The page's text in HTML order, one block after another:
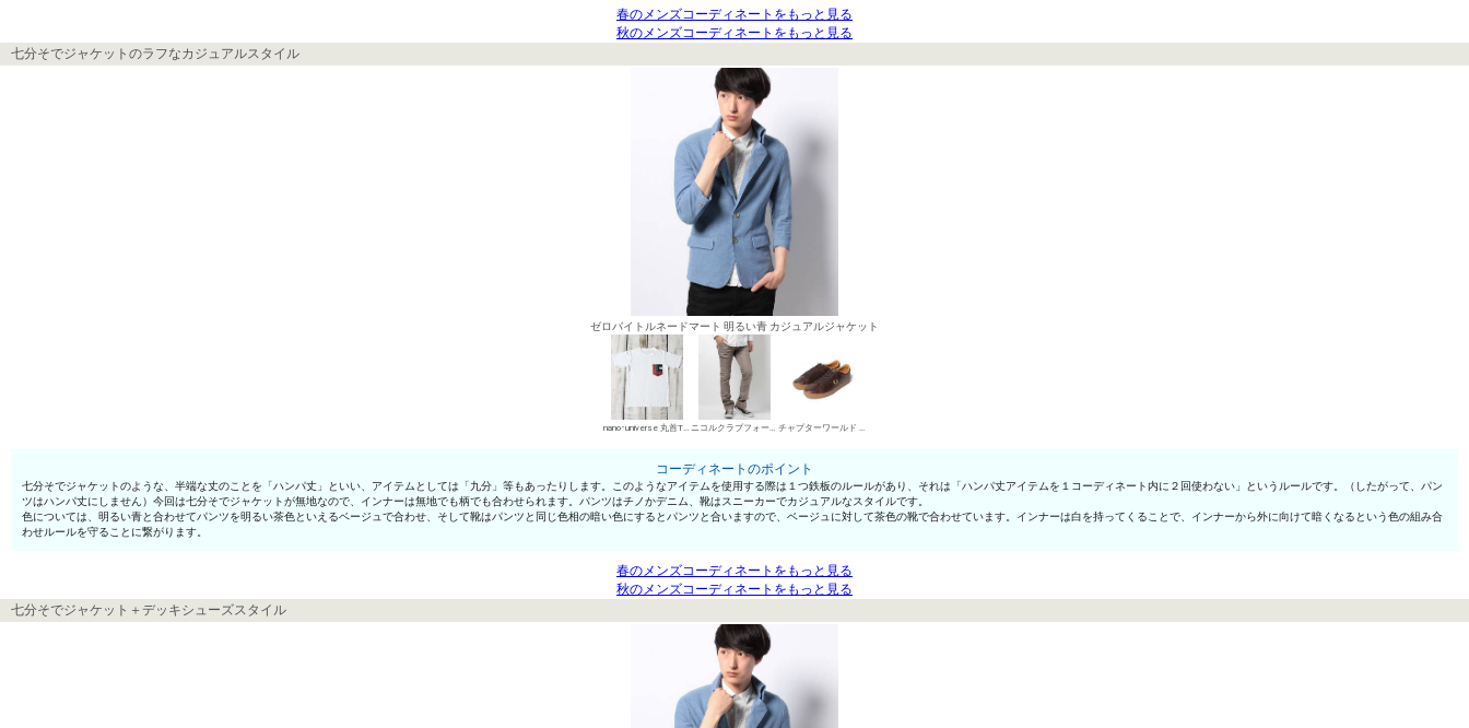
春のメンズコーディネートをもっと見る
秋のメンズコーディネートをもっと見る
七分そでジャケットのラフなカジュアルスタイル
ゼロバイトルネードマート 明るい青 カジュアルジャケット
nano･universe 丸首Tシャツ ニコルクラブフォーメン デニムパンツ・ジーンズ チャプターワールド ローカットスニーカー
コーディネートのポイント
七分そでジャケットのような、半端な丈のことを「ハンパ丈」といい、アイテムとしては「九分」等もあったりします。このようなアイテムを使用する際は１つ鉄板のルールがあり、それは「ハンパ丈アイテムを１コーディネート内に２回使わない」というルールです。（したがって、パン
ツはハンパ丈にしません）今回は七分そでジャケットが無地なので、インナーは無地でも柄でも合わせられます。パンツはチノかデニム、靴はスニーカーでカジュアルなスタイルです。
色については、明るい青と合わせてパンツを明るい茶色といえるベージュで合わせ、そして靴はパンツと同じ色相の暗い色にするとパンツと合いますので、ベージュに対して茶色の靴で合わせています。インナーは白を持ってくることで、インナーから外に向けて暗くなるという色の組み合
わせルールを守ることに繋がります。
春のメンズコーディネートをもっと見る
秋のメンズコーディネートをもっと見る
七分そでジャケット＋デッキシューズスタイル